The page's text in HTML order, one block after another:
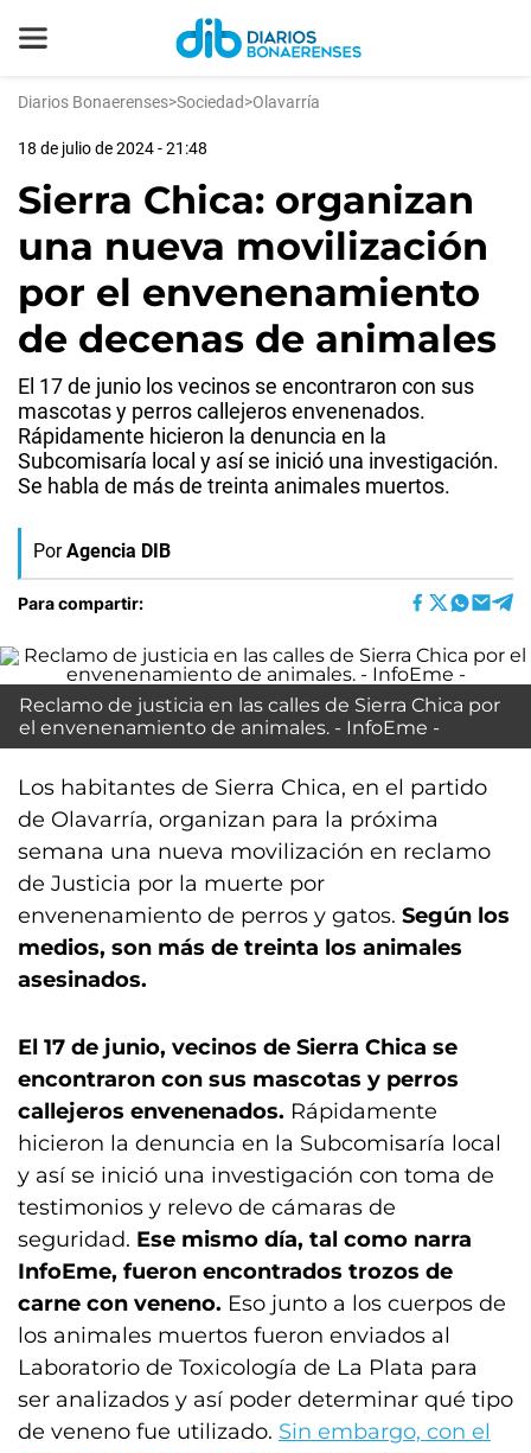
Diarios Bonaerenses>Sociedad>Olavarría
18 de julio de 2024 - 21:48
Sierra Chica: organizan
una nueva movilización
por el envenenamiento
de decenas de animales
El 17 de junio los vecinos se encontraron con sus
mascotas y perros callejeros envenenados.
Rápidamente hicieron la denuncia en la
Subcomisaría local y así se inició una investigación.
Se habla de más de treinta animales muertos.
Por Agencia DIB
Para compartir:
Reclamo de justicia en las calles de Sierra Chica por
el envenenamiento de animales. - InfoEme -
Los habitantes de Sierra Chica, en el partido
de Olavarría, organizan para la próxima
semana una nueva movilización en reclamo
de Justicia por la muerte por
envenenamiento de perros y gatos. Según los
medios, son más de treinta los animales
asesinados.
El 17 de junio, vecinos de Sierra Chica se
encontraron con sus mascotas y perros
callejeros envenenados. Rápidamente
hicieron la denuncia en la Subcomisaría local
y así se inició una investigación con toma de
testimonios y relevo de cámaras de
seguridad. Ese mismo día, tal como narra
InfoEme, fueron encontrados trozos de
carne con veneno. Eso junto a los cuerpos de
los animales muertos fueron enviados al
Laboratorio de Toxicología de La Plata para
ser analizados y así poder determinar qué tipo
de veneno fue utilizado. Sin embargo, con el